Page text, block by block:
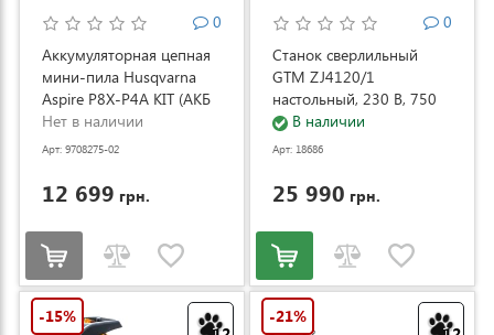
0
Аккумуляторная цепная
мини-пила Husqvarna
Aspire P8X-P4A KIT (АКБ
и ЗУ) (9708275-02)
Нет в наличии
Арт: 9708275-02
12 699 грн.
0
Станок сверлильный
GTM ZJ4120/1
настольный, 230 В, 750
Вт (ZJ4120/1)
В наличии
Арт: 18686
25 990 грн.
-15% -21%